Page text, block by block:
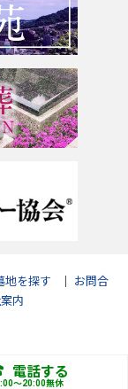
電話する
〜20:00無休
地を探す
お問合
内